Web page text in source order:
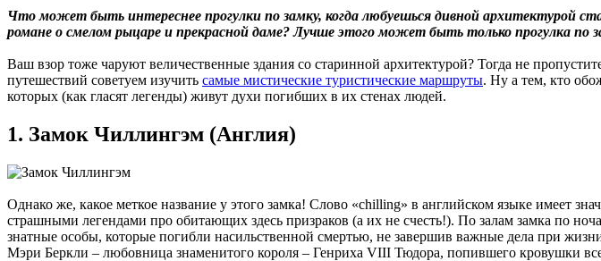
Что может быть интереснее прогулки по замку, когда любуешься дивной архитектурой
романе о смелом рыцаре и прекрасной даме? Лучше этого может быть только прогулка по
Ваш взор тоже чаруют величественные здания со старинной архитектурой? Тогда не
путешествий советуем изучить самые мистические туристические маршруты. Ну а тем, кто
которых (как гласят легенды) живут духи погибших в их стенах людей.
1. Замок Чиллингэм (Англия)
Однако же, какое меткое название у этого замка! Слово «chilling» в английском языке имеет
страшными легендами про обитающих здесь призраков (а их не счесть!). По залам замка по
знатные особы, которые погибли насильственной смертью, не завершив важные дела при
Мэри Беркли – любовница знаменитого короля – Генриха VIII Тюдора, попившего кровушки